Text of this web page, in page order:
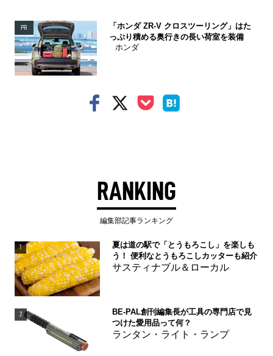
PR
「ホンダ ZR-V クロスツーリング」はた
っぷり積める奥行きの長い荷室を装備
ホンダ
RANKING
編集部記事ランキング
1
夏は道の駅で「とうもろこし」を楽しも
う！ 便利なとうもろこしカッターも紹介
サスティナブル＆ローカル
2
BE-PAL創刊編集長が工具の専門店で見
つけた愛用品って何？
ランタン・ライト・ランプ